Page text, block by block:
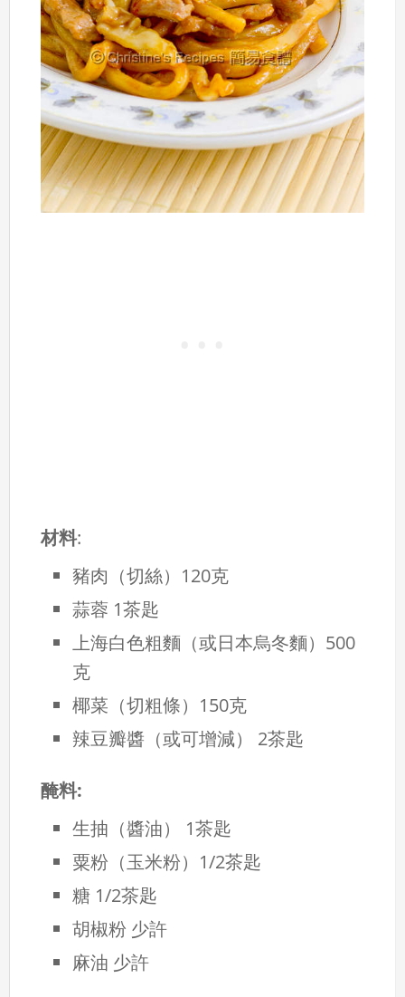
材料:
豬肉（切絲）120克
蒜蓉 1茶匙
上海白色粗麵（或日本烏冬麵）500
克
椰菜（切粗條）150克
辣豆瓣醬（或可增減） 2茶匙
醃料:
生抽（醬油） 1茶匙
粟粉（玉米粉）1/2茶匙
糖 1/2茶匙
胡椒粉 少許
麻油 少許